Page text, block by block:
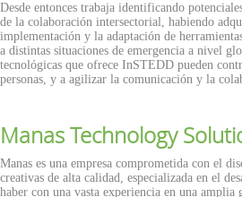
Desde entonces trabaja identificando
de la colaboración intersectorial, habiendo
implementación y la adaptación de
a distintas situaciones de emergencia a nivel
tecnológicas que ofrece InSTEDD pueden
personas, y a agilizar la comunicación y la
Manas Technology
Manas es una empresa comprometida con el
creativas de alta calidad, especializada en el
haber con una vasta experiencia en una